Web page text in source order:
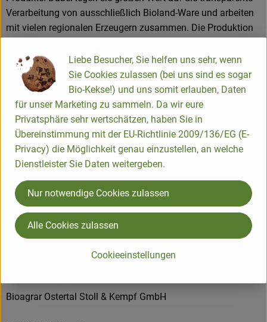
Verarbeitung von ausschließlich Bioland-Ware und arbeiten
mit vielen regionalen Erzeugern zusammen. Die Produktion
Zuverlässigkeit an Qualität und Frische.
Mit ca. 100 Mitarbeiter*innen betreiben sie auf dem
gewachsenen Hof im Ostertal die Bioland-Metzgerei, die
Bioland-Käserei, den Lieferservice "Biobus" , den
onlinehandel "bio vom Bauernhof" , sowie 2 Verkaufsstellen.
Dies sind ein großes Naturkostgeschäft "Martinshof
Stadtladen" im Herzen der Hauptstadt Saarbrücken und ein
kleinerer "Martinshof Hofladen" in St. Wendel. Die
Naturkostgeschäften, in manchen Globus-und Edeka
Märkten und als französische Marke "ferme du bio" in
Bioläden in Frankreich.
Bioagrar Ostertal Stoll & Kempf GmbH
Liebe Besucher, Sie helfen uns sehr, wenn
Sie Cookies zulassen (bei uns sind es sogar
Bio-Kekse!) und uns somit erlauben, Daten
für unser Marketing zu sammeln. Da wir eure
Privatsphäre sehr wertschätzen, haben Sie in
Übereinstimmung mit der EU-Richtlinie 2009/136/EG (E-
Privacy) die Möglichkeit genau einzustellen, an welche
Dienstleister Sie Daten weitergeben.
Cookieeinstellungen
Nur notwendige Cookies zulassen
Alle Cookies zulassen